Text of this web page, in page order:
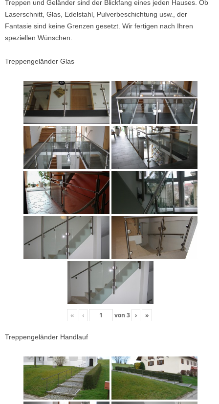
Treppen und Geländer sind der Blickfang eines jeden Hauses. Ob
Laserschnitt, Glas, Edelstahl, Pulverbeschichtung usw., der
Fantasie sind keine Grenzen gesetzt. Wir fertigen nach Ihren
speziellen Wünschen.
Treppengeländer Glas
« ‹ von 3 › »
Treppengeländer Handlauf